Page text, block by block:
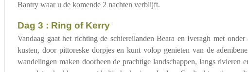
Bantry waar u de komende 2 nachten verblijft.
dag 3 : Ring of Kerry
Vandaag gaat het richting de schiereilanden Beara en Iveragh met
kusten, door pittoreske dorpjes en kunt volop genieten van de
wandelingen maken doorheen de prachtige landschappen, langs rivieren